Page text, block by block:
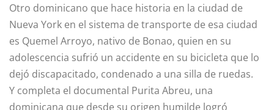
Otro dominicano que hace historia en la ciudad de
Nueva York en el sistema de transporte de esa ciudad
es Quemel Arroyo, nativo de Bonao, quien en su
adolescencia sufrió un accidente en su bicicleta que lo
dejó discapacitado, condenado a una silla de ruedas.
Y completa el documental Purita Abreu, una
dominicana que desde su origen humilde logró